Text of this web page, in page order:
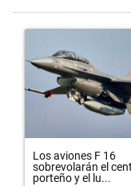
Un artículo de
Los aviones F 16
sobrevolarán el
porteño y el lu...